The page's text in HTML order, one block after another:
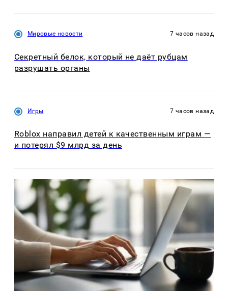
Мировые новости 7 часов назад
Секретный белок, который не даёт рубцам
разрушать органы
Игры 7 часов назад
Roblox направил детей к качественным играм —
и потерял $9 млрд за день